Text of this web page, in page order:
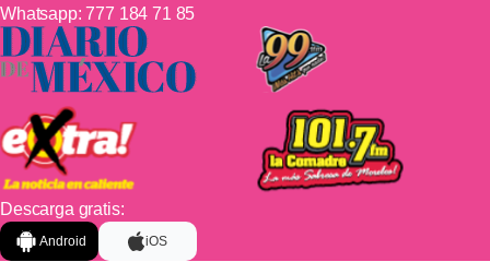
Whatsapp:777 184 71 85
Descarga gratis:
Android iOS